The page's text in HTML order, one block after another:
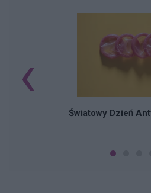
Światowy Dzień
‹